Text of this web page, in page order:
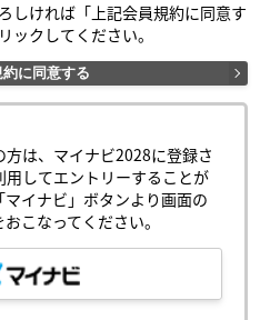
ワード）
付与され、パスワードを登録す
条に抵触すると当社が判断した
よびパスワードを第三者に譲渡
。
びパスワードの管理および使用
用上の過誤または第三者による
一切の責任を負わないものとし
しければ「上記会員規約に同意す
ックしてください。
に同意する
は、マイナビ2028に登録さ
してエントリーすることが
イナビ」ボタンより画面の
こなってください。